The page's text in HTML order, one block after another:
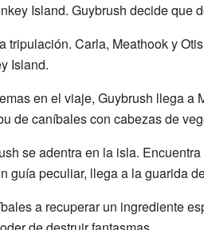
Island. Guybrush decide que
tripulación. Carla, Meathook y
Island.
en el viaje, Guybrush llega
de caníbales con cabezas de
se adentra en la isla.
guía peculiar, llega a la guarida
a recuperar un ingrediente